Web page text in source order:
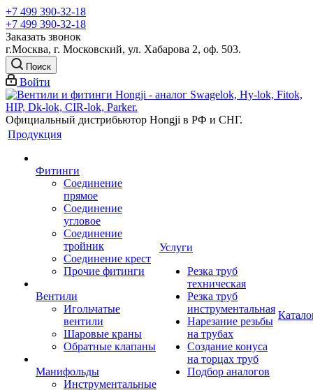
+7 499 390-32-18
+7 499 390-32-18
Заказать звонок
г.Москва, г. Московский, ул. Хабарова 2, оф. 503.
Поиск
Войти
Официальный дистрибьютор Hongji в РФ и СНГ.
Продукция
Фитинги
Соединение
прямое
Соединение
угловое
Соединение
тройник
Соединение крест
Прочие фитинги
Вентили
Игольчатые
вентили
Шаровые краны
Обратные клапаны
Манифольды
Инструментальные
Услуги
Резка труб
техническая
Резка труб
инструментальная
Нарезание резьбы
на трубах
Создание конуса
на торцах труб
Подбор аналогов